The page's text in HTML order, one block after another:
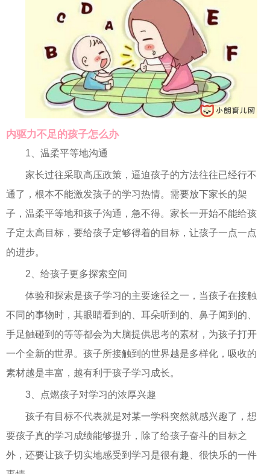
内驱力不足的孩子怎么办
1、温柔平等地沟通
家长过往采取高压政策，逼迫孩子的方法往往已经行不
通了，根本不能激发孩子的学习热情。需要放下家长的架
子，温柔平等地和孩子沟通，急不得。家长一开始不能给孩
子定太高目标，要给孩子定够得着的目标，让孩子一点一点
的进步。
2、给孩子更多探索空间
体验和探索是孩子学习的主要途径之一，当孩子在接触
不同的事物时，其眼睛看到的、耳朵听到的、鼻子闻到的、
手足触碰到的等等都会为大脑提供思考的素材，为孩子打开
一个全新的世界。孩子所接触到的世界越是多样化，吸收的
素材越是丰富，越有利于孩子学习成长。
3、点燃孩子对学习的浓厚兴趣
孩子有目标不代表就是对某一学科突然就感兴趣了，想
要孩子真的学习成绩能够提升，除了给孩子奋斗的目标之
外，还要让孩子切实地感受到学习是很有趣、很快乐的一件